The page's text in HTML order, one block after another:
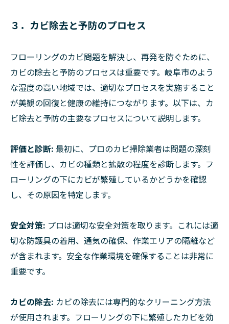
３．カビ除去と予防のプロセス
フローリングのカビ問題を解決し、再発を防ぐために、
カビの除去と予防のプロセスは重要です。岐阜市のよう
な湿度の高い地域では、適切なプロセスを実施すること
が美観の回復と健康の維持につながります。以下は、カ
ビ除去と予防の主要なプロセスについて説明します。
評価と診断: 最初に、プロのカビ掃除業者は問題の深刻
性を評価し、カビの種類と拡散の程度を診断します。フ
ローリングの下にカビが繁殖しているかどうかを確認
し、その原因を特定します。
安全対策: プロは適切な安全対策を取ります。これには適
切な防護具の着用、通気の確保、作業エリアの隔離など
が含まれます。安全な作業環境を確保することは非常に
重要です。
カビの除去: カビの除去には専門的なクリーニング方法
が使用されます。フローリングの下に繁殖したカビを効